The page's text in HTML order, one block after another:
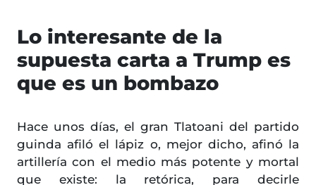
Lo interesante de la
supuesta carta a Trump es
que es un bombazo
Hace unos días, el gran Tlatoani del partido
guinda afiló el lápiz o, mejor dicho, afinó la
artillería con el medio más potente y mortal
que existe: la retórica, para decirle